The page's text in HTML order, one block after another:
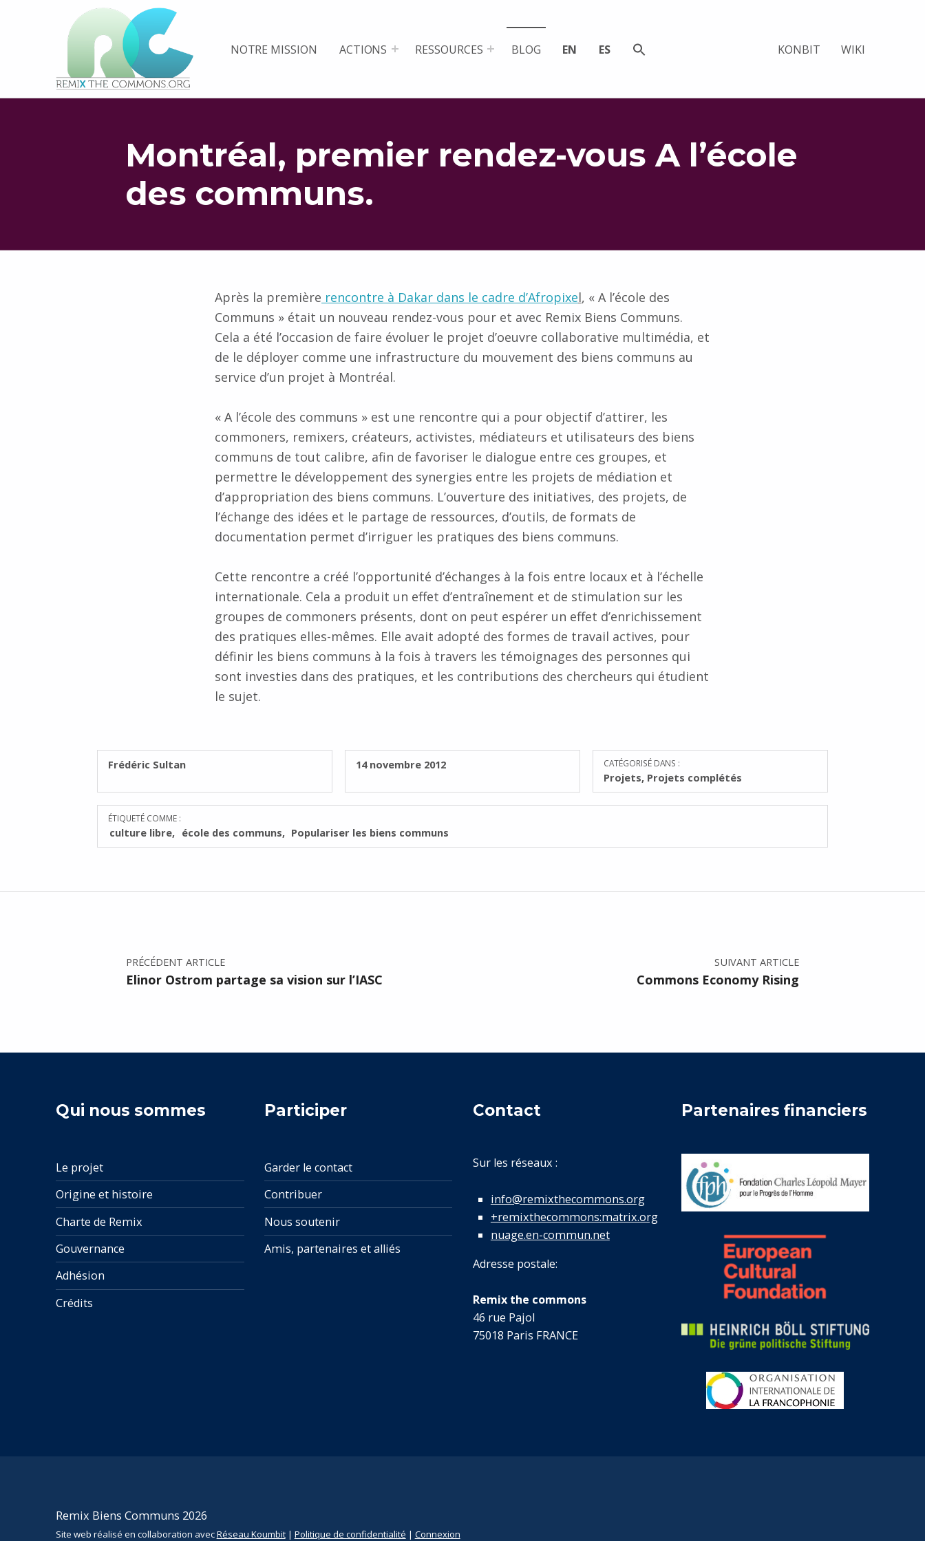
PLATEFORME MULTIMÉDIA OUVERTE ET COLLABORATIVE SUR LES COMMUNS NOTRE MISSION ACTIONS RESSOURCES BLOG EN ES KONBIT WIKI
Montréal, premier rendez-vous A l’école
des communs.
RÉDIGÉ PAR :
Frédéric Sultan PUBLIÉ SUR :
14 novembre 2012 CATÉGORISÉ DANS :
Projets, Projets complétés
ÉTIQUETÉ COMME :
culture libre école des communs Populariser les biens communs
Après la première rencontre à Dakar dans le cadre d’Afropixel, « A l’école des
Communs » était un nouveau rendez-vous pour et avec Remix Biens Communs.
Cela a été l’occasion de faire évoluer le projet d’oeuvre collaborative multimédia, et
de le déployer comme une infrastructure du mouvement des biens communs au
service d’un projet à Montréal.
« A l’école des communs » est une rencontre qui a pour objectif d’attirer, les
commoners, remixers, créateurs, activistes, médiateurs et utilisateurs des biens
communs de tout calibre, afin de favoriser le dialogue entre ces groupes, et
permettre le développement des synergies entre les projets de médiation et
d’appropriation des biens communs. L’ouverture des initiatives, des projets, de
l’échange des idées et le partage de ressources, d’outils, de formats de
documentation permet d’irriguer les pratiques des biens communs.
Cette rencontre a créé l’opportunité d’échanges à la fois entre locaux et à l’échelle
internationale. Cela a produit un effet d’entraînement et de stimulation sur les
groupes de commoners présents, dont on peut espérer un effet d’enrichissement
des pratiques elles-mêmes. Elle avait adopté des formes de travail actives, pour
définir les biens communs à la fois à travers les témoignages des personnes qui
sont investies dans des pratiques, et les contributions des chercheurs qui étudient
le sujet.
Retourner à la navigation principale
Navigation de l’article
PRÉCÉDENT ARTICLE
Elinor Ostrom partage sa vision sur l’IASC
SUIVANT ARTICLE
Commons Economy Rising
Qui nous sommes
Le projet
Origine et histoire
Charte de Remix
Gouvernance
Adhésion
Crédits
Participer
Garder le contact
Contribuer
Nous soutenir
Amis, partenaires et alliés
Contact
Sur les réseaux :
info@remixthecommons.org
+remixthecommons:matrix.org
nuage.en-commun.net
Adresse postale:
Remix the commons
46 rue Pajol
75018 Paris FRANCE
Partenaires financiers
Remix Biens Communs 2026
Site web réalisé en collaboration avecRéseau Koumbit| Politique de confidentialité | Connexion